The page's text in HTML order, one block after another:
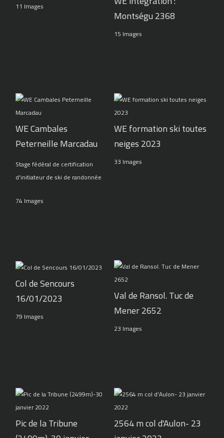
11 Images
Montségu 2368
15 Images
WE Cambales
Peterneille Marcadau
Stage fédéral de certification
d'initiateur de ski de randonnée
74 Images
WE formation ski toutes
neiges 2023
33 Images
Col de Sencours
16/01/2023
79 Images
Val de Ransol. Tuc de
Mener 2652
23 Images
Pic de la Tribune
2564 m col d'Aulon- 23